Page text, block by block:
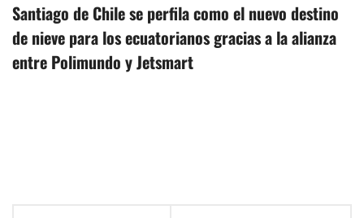
Santiago de Chile se perfila como el nuevo destino
de nieve para los ecuatorianos gracias a la alianza
entre Polimundo y Jetsmart